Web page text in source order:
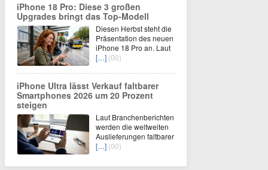
iPhone 18 Pro: Diese 3 großen
Upgrades bringt das Top-Modell
Diesen Herbst steht die
Präsentation des neuen
iPhone 18 Pro an. Laut
[…] (00)
iPhone Ultra lässt Verkauf faltbarer
Smartphones 2026 um 20 Prozent
steigen
Laut Branchenberichten
werden die weltweiten
Auslieferungen faltbarer
[…] (00)